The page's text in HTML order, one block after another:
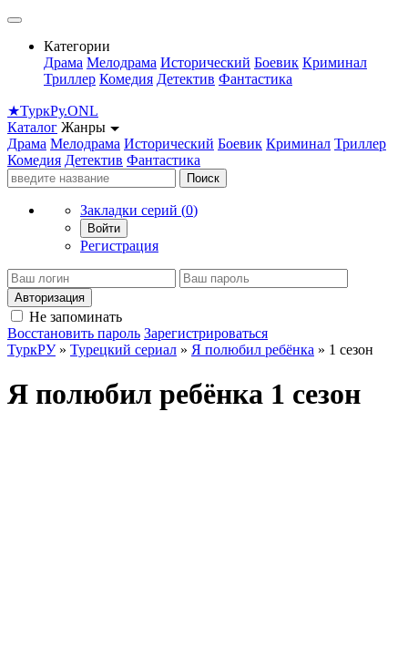
Категории
Драма Мелодрама Исторический Боевик Криминал
Триллер Комедия Детектив Фантастика
★ТуркРу.ONL
Каталог Жанры
Драма Мелодрама Исторический Боевик Криминал Триллер
Комедия Детектив Фантастика
Поиск
Закладки серий (0)
Войти
Регистрация
Авторизация
Не запоминать
Восстановить пароль Зарегистрироваться
ТуркРУ» Турецкий сериал » Я полюбил ребёнка » 1 сезон
Я полюбил ребёнка 1 сезон